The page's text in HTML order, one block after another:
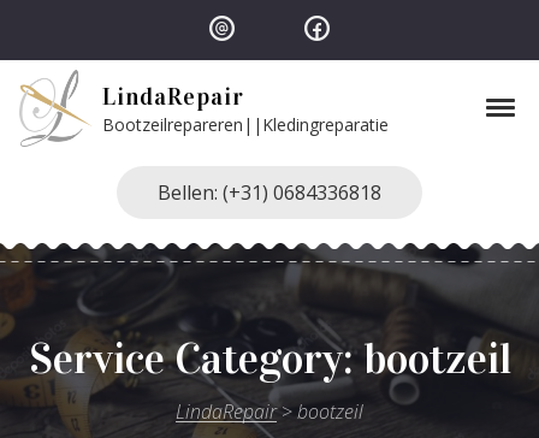
LindaRepair
Bootzeilrepareren||Kledingreparatie
Bellen: (+31) 0684336818
Service Category:bootzeil
LindaRepair>bootzeil